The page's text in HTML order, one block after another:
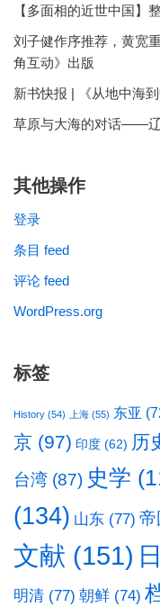
【多面相的近世中国】
刘子健作序推荐，黄宽
角互动》出版
新书快报 | 《从地中海
草原与大海的对话——
其他操作
登录
条目 feed
评论 feed
WordPress.org
标签
History (54) 上海 (55) 东亚
京 (97) 印度 (62) 历
台湾 (87) 史学
(134) 山东 (77) 帝
文献 (151)
明清 (77) 朝鲜 (74)